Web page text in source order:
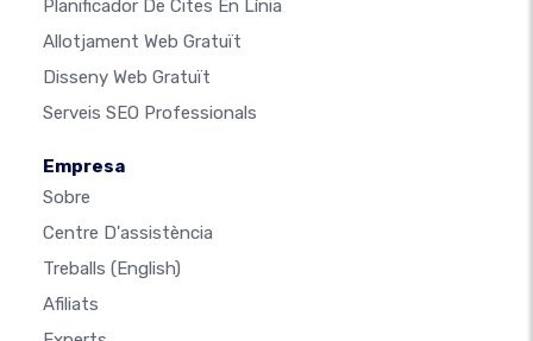
Planificador De Cites En Línia
Allotjament Web Gratuït
Disseny Web Gratuït
Serveis SEO Professionals
Empresa
Sobre
Centre D'assistència
Treballs (English)
Afiliats